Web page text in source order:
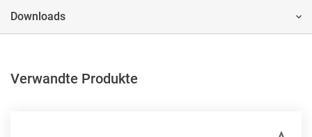
Downloads
Verwandte Produkte